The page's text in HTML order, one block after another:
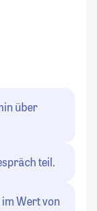
über
teil.
Wert von